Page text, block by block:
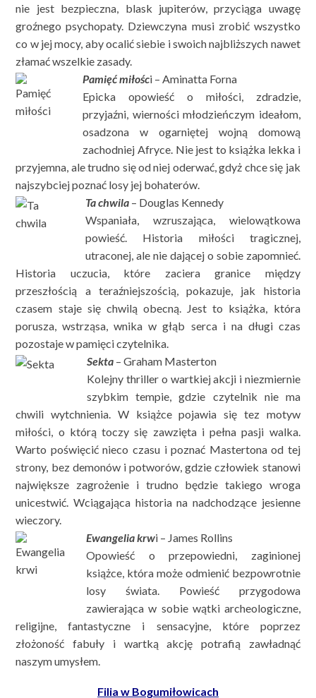
nie jest bezpieczna, blask jupiterów, przyciąga uwagę
groźnego psychopaty. Dziewczyna musi zrobić wszystko
co w jej mocy, aby ocalić siebie i swoich najbliższych nawet
złamać wszelkie zasady.
Pamięć miłości – Aminatta Forna
Epicka opowieść o miłości, zdradzie,
przyjaźni, wierności młodzieńczym ideałom,
osadzona w ogarniętej wojną domową
zachodniej Afryce. Nie jest to książka lekka i
przyjemna, ale trudno się od niej oderwać, gdyż chce się jak
najszybciej poznać losy jej bohaterów.
Ta chwila – Douglas Kennedy
Wspaniała, wzruszająca, wielowątkowa
powieść. Historia miłości tragicznej,
utraconej, ale nie dającej o sobie zapomnieć.
Historia uczucia, które zaciera granice między
przeszłością a teraźniejszością, pokazuje, jak historia
czasem staje się chwilą obecną. Jest to książka, która
porusza, wstrząsa, wnika w głąb serca i na długi czas
pozostaje w pamięci czytelnika.
Sekta – Graham Masterton
Kolejny thriller o wartkiej akcji i niezmiernie
szybkim tempie, gdzie czytelnik nie ma
chwili wytchnienia. W książce pojawia się tez motyw
miłości, o którą toczy się zawzięta i pełna pasji walka.
Warto poświęcić nieco czasu i poznać Mastertona od tej
strony, bez demonów i potworów, gdzie człowiek stanowi
największe zagrożenie i trudno będzie takiego wroga
unicestwić. Wciągająca historia na nadchodzące jesienne
wieczory.
Ewangelia krwi – James Rollins
Opowieść o przepowiedni, zaginionej
książce, która może odmienić bezpowrotnie
losy świata. Powieść przygodowa
zawierająca w sobie wątki archeologiczne,
religijne, fantastyczne i sensacyjne, które poprzez
złożoność fabuły i wartką akcję potrafią zawładnąć
naszym umysłem.
Filia w Bogumiłowicach